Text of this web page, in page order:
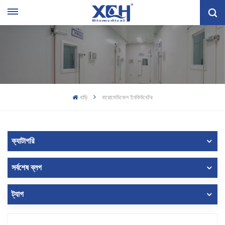
বাড়ি বায়োমেডিকেল ইনকিউবেটর
ক্যাটাগরি
সর্বশেষ ব্লগ
ট্যাগ